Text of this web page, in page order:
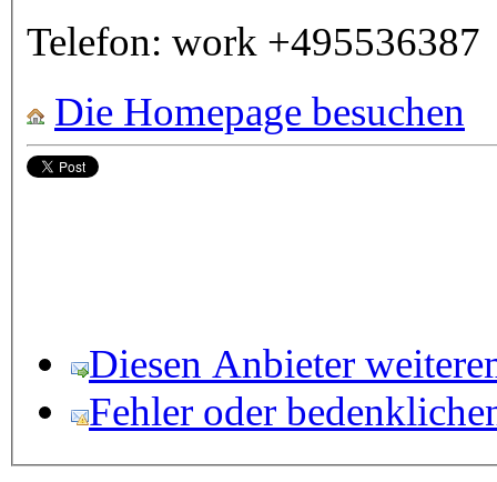
Telefon: work +495536387
Die Homepage besuchen
Diesen Anbieter
Fehler oder